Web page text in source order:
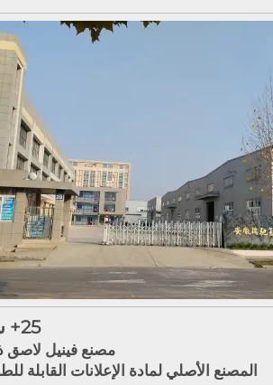
25+ سنة
مصنع فينيل لاصق
المصنع الأصلي لمادة الإعلانات القابلة